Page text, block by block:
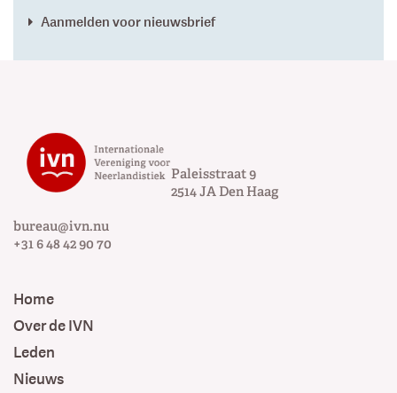
Aanmelden voor nieuwsbrief
Paleisstraat 9
2514 JADen Haag
bureau@ivn.nu
+31 6 48 42 90 70
Home
Over de IVN
Leden
Nieuws